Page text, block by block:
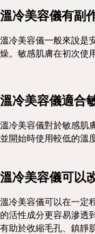
溫冷美容儀有副
溫冷美容儀一般來說是
燥。敏感肌膚在初次使
溫冷美容儀適合
溫冷美容儀對於敏感肌
並開始時使用較低的溫
溫冷美容儀可以
溫冷美容儀可以在一定
的活性成分更容易滲透
有助於收縮毛孔、鎮靜